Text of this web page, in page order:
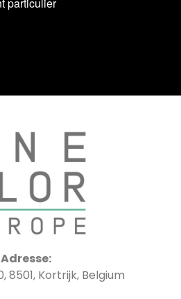
particulier
Adresse:
8501, Kortrijk, Belgium